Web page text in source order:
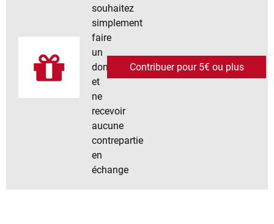
souhaitez
simplement
faire
un
don
et
ne
recevoir
aucune
contrepartie
en
échange
Contribuer pour 5€ ou plus